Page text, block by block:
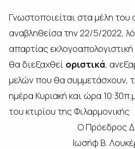
Γνωστοποιείται στα μέλη του
αναβληθείσα την 22/5/2022,
απαρτίας
θα διεξαχθεί οριστικά,
μελών που θα συμμετάσχουν,
ημέρα Κυριακή και ώρα
του κτιρίου της Φιλαρμονικής
Ο Πρόεδρος
Ιωσήφ Β.